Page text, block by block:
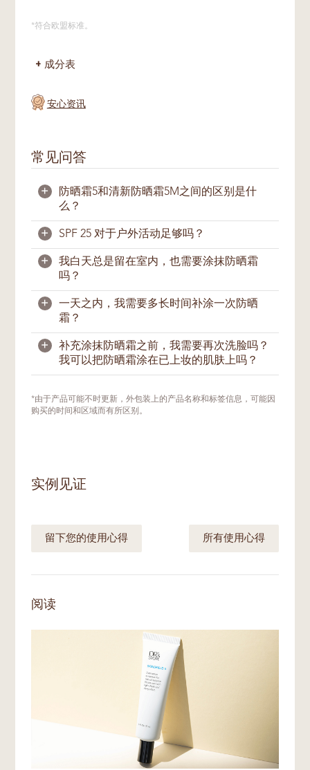
*符合欧盟标准。
成分表
安心资讯
常见问答
+
防晒霜5和清新防晒霜5M之间的区别是什
么？
防晒霜5给予肌肤自然光泽、均匀透亮；
防晒霜5M则帮助控制油光，保持肌肤清爽哑
光，更适合油性肌肤。
防晒霜5具有SPF30 PA+++的防晒指数，清新
防晒霜5M则为SPF30 PA++的防晒指数。
+ SPF 25 对于户外活动足够吗？
足够。一般上，涂抹足够的SPF25-30防晒产
品足以为肌肤提供户外活动所需的紫外线防
护。我们建议您在出外前15分钟就涂上防晒
产品。如果您需要直接暴晒在阳光下，我们建
议您至少每两小时补涂一次防晒产品。游泳和
大量出汗后，也应马上补涂。
+
我白天总是留在室内，也需要涂抹防晒霜
吗？
需要。即使您长时间留在室内，我们仍建议您
涂上防晒霜，因为UVA是可穿透玻璃，照射入
室内的。
+
一天之内，我需要多长时间补涂一次防晒
霜？
由于肌肤会分泌汗液和皮脂，我们在一天中也
会与人或物品接触，这会导致防晒保护层不可
要时，补涂防晒霜。如果您在户外活动，应至
少每两小时补涂一次防晒霜。游泳或大量出汗
+
补充涂抹防晒霜之前，我需要再次洗脸吗？
我可以把防晒霜涂在已上妆的肌肤上吗？
如果您在户外并没有上妆，那么您可以使用纸
巾轻拭按干去除肌肤表面的汗水或多余油脂，
污垢油光后，用美妆蛋或海绵重新涂抹防晒
霜。这种方法不会影响您的妆容太多，也能将
*由于产品可能不时更新，外包装上的产品名称和标签信息，可能因
购买的时间和区域而有所区别。
实例见证
留下您的使用心得 所有使用心得
阅读